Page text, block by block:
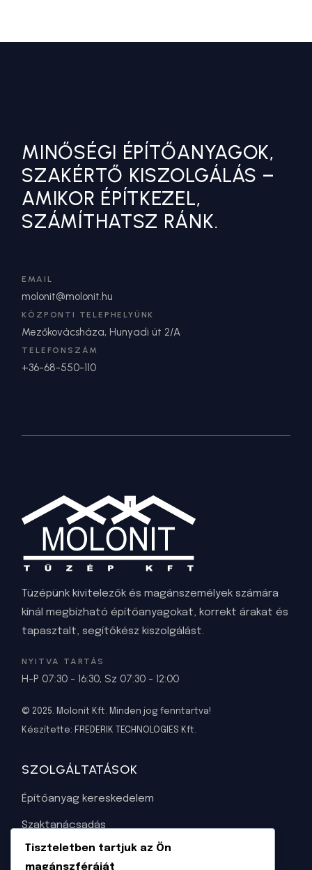
MINŐSÉGI ÉPÍTŐANYAGOK,
SZAKÉRTŐ KISZOLGÁLÁS –
AMIKOR ÉPÍTKEZEL,
SZÁMÍTHATSZ RÁNK.
EMAIL
molonit@molonit.hu
KÖZPONTI TELEPHELYÜNK
Mezőkovácsháza, Hunyadi út 2/A
TELEFONSZÁM
+36-68-550-110
Tüzépünk kivitelezők és magánszemélyek számára
kínál megbízható építőanyagokat, korrekt árakat és
tapasztalt, segítőkész kiszolgálást.
NYITVA TARTÁS
H-P 07:30 - 16:30, Sz 07:30 - 12:00
© 2025. Molonit Kft. Minden jog fenntartva!
Készítette: FREDERIK TECHNOLOGIES Kft
SZOLGÁLTATÁSOK
Építőanyag kereskedelem
Szaktanácsadás
Napelem tervezése és kivitelezése
Tiszteletben tartjuk az Ön
magánszféráját